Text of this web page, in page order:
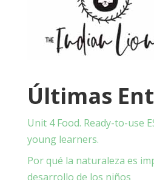
Últimas
Unit 4 Food. Ready-to-use
young learners.
Por qué la naturaleza es
desarrollo de los niños